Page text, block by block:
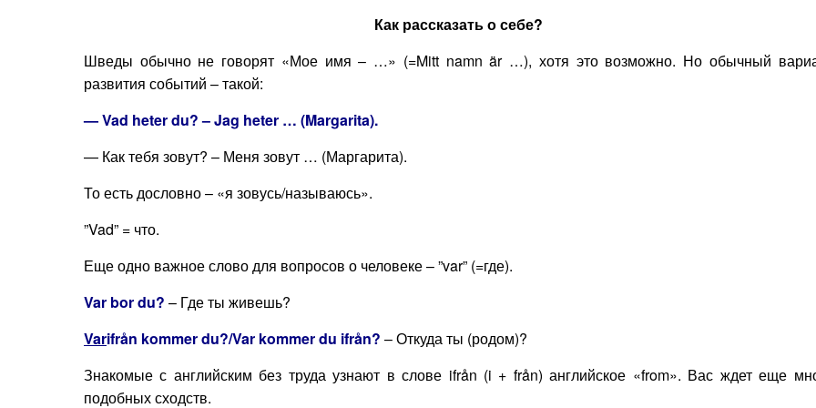
Как рассказать о себе?
Шведы обычно не говорят «Мое имя – …» (=Mitt namn är …), хотя это возможно. Но обычный
развития событий – такой:
— Vad heter du? – Jag heter … (Margarita).
— Как тебя зовут? – Меня зовут … (Маргарита).
То есть дословно – «я зовусь/называюсь».
”Vad” = что.
Еще одно важное слово для вопросов о человеке – ”var” (=где).
Var bor du? – Где ты живешь?
Varifrån kommer du?/Var kommer du ifrån? – Откуда ты (родом)?
Знакомые с английским без труда узнают в слове ifrån (i + från) английское «from». Вас ждет еще
подобных сходств.